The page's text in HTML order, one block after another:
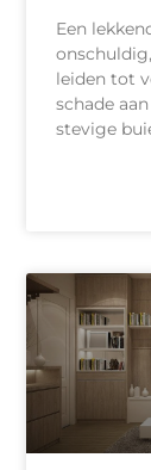
Een
leiden tot
schade
stevige